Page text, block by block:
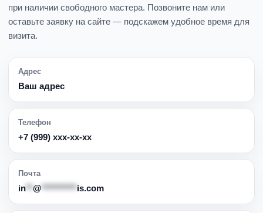
при наличии свободного мастера. Позвоните нам или
оставьте заявку на сайте — подскажем удобное время для
визита.
Адрес
Ваш адрес
Телефон
+7 (999) ххх-хх-хх
Почта
in**@ ********** is.com